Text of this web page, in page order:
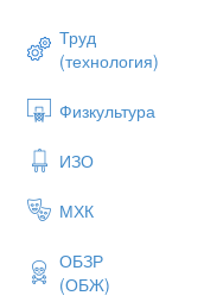
Труд
(технология)
Физкультура
ИЗО
МХК
ОБЗР
(ОБЖ)